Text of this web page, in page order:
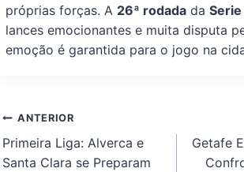
próprias forças. A 26ª rodada daSerie
lances emocionantes e muita disputa
emoção é garantida para o jogo na
Navegação
de
Post
ANTERIOR
Primeira Liga: Alverca e
Santa Clara se Preparam
Getafe